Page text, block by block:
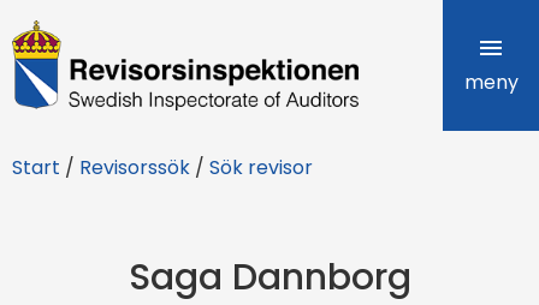
R
e
i
meny
Start / Revisorssök / Sök revisor
Saga Dannborg